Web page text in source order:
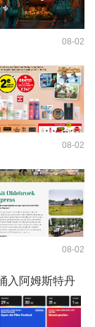
08-02
08-02
08-02
入阿姆斯特丹